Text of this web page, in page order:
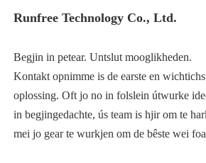
Runfree Technology Co., Ltd.
Begjin in petear. Untslut mooglikheden.
Kontakt opnimme is de earste en
oplossing. Oft jo no in folslein útwurke
in begjingedachte, ús team is hjir om te
mei jo gear te wurkjen om de bêste wei